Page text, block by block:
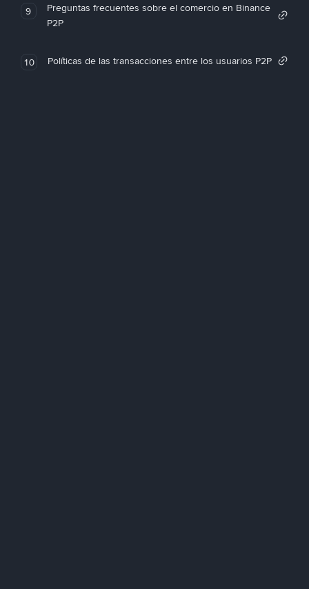
9
Preguntas frecuentes sobre el comercio en Binance
P2P
10 Políticas de las transacciones entre los usuarios P2P